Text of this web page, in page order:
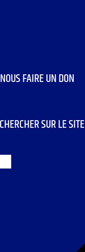
NOUS FAIRE UN DON
SUR LE SITE